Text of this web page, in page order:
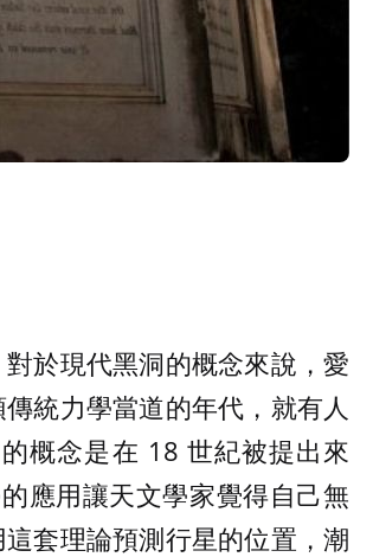
於現代黑洞的概念來說，愛
統力學當道的年代，就有人
概念是在 18 世紀被提出來
應用讓天文學家覺得自己無
套理論預測行星的位置，潮